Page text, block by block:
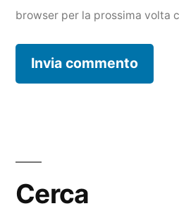
browser per la prossima volta
Cerca